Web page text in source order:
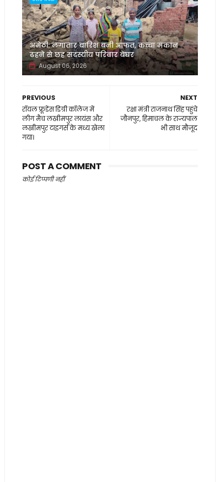
अमेठी: लगातार बारिश बनी आफत, कच्चा मकान
ढहने से छह सदस्यीय परिवार बेघर
August 06, 2026
NEXT
रक्षा मंत्री राजनाथ सिंह पहुंचे
जौनपुर, हिमाचल के राज्यपाल
भी साथ मौजूद
PREVIOUS
रॉयल फ्रूडेंस डिग्री कॉलेज में
लीग मैच लखीमपुर लायंस और
लखीमपुर टाइगर्स के मध्य खेला
गया।
POST A COMMENT
कोई टिप्पणी नहीं